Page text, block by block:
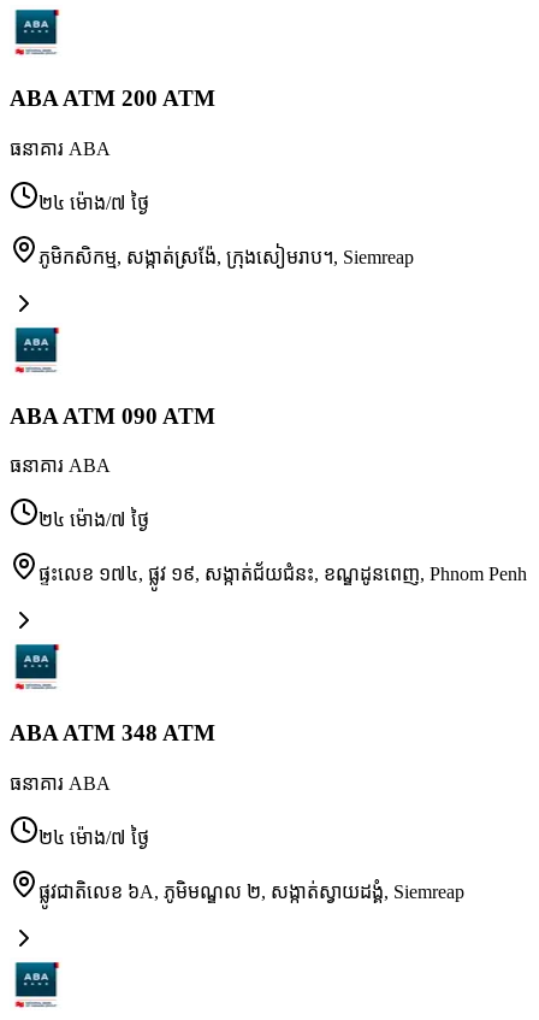
ABA ATM 200 ATM
ធនាគារ ABA
២៤ ម៉ោង/៧ ថ្ងៃ
ភូមិកសិកម្ម, សង្កាត់ស្រង៉ែ, ក្រុងសៀមរាប។, Siemreap
ABA ATM 090 ATM
ធនាគារ ABA
២៤ ម៉ោង/៧ ថ្ងៃ
ផ្ទះលេខ ១៧៤, ផ្លូវ ១៩, សង្កាត់ជ័យជំនះ, ខណ្ឌដូនពេញ, Phnom Penh
ABA ATM 348 ATM
ធនាគារ ABA
២៤ ម៉ោង/៧ ថ្ងៃ
ផ្លូវជាតិលេខ ៦A, ភូមិមណ្ឌល ២, សង្កាត់ស្វាយដង្គំ, Siemreap